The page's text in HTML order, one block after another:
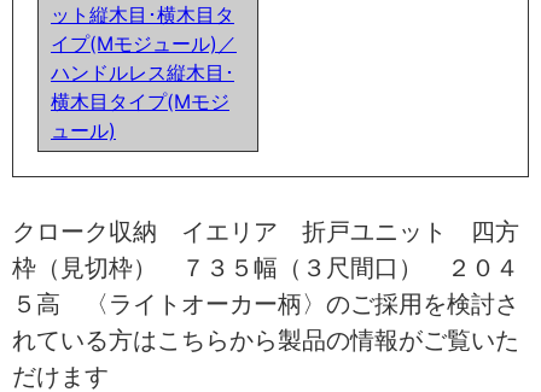
ット縦木目･横木目タ
イプ(Mモジュール)／
ハンドルレス縦木目･
横木目タイプ(Mモジ
ュール)
クローク収納 イエリア 折戸ユニット 四方
枠（見切枠） ７３５幅（３尺間口） ２０４
５高 〈ライトオーカー柄〉のご採用を検討さ
れている方はこちらから製品の情報がご覧いた
だけます